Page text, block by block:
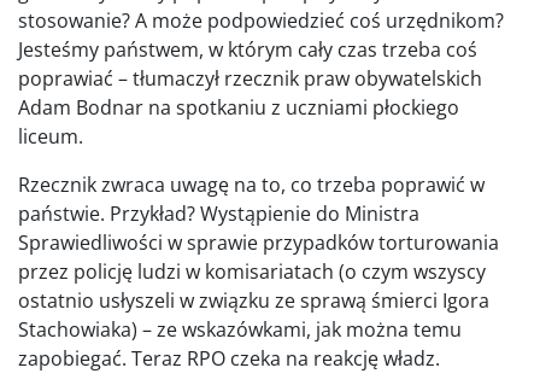
stosowanie? A może podpowiedzieć coś urzędnikom?
Jesteśmy państwem, w którym cały czas trzeba coś
poprawiać – tłumaczył rzecznik praw obywatelskich
Adam Bodnar na spotkaniu z uczniami płockiego
liceum.
Rzecznik zwraca uwagę na to, co trzeba poprawić w
państwie. Przykład? Wystąpienie do Ministra
Sprawiedliwości w sprawie przypadków torturowania
przez policję ludzi w komisariatach (o czym wszyscy
ostatnio usłyszeli w związku ze sprawą śmierci Igora
Stachowiaka) – ze wskazówkami, jak można temu
zapobiegać. Teraz RPO czeka na reakcję władz.